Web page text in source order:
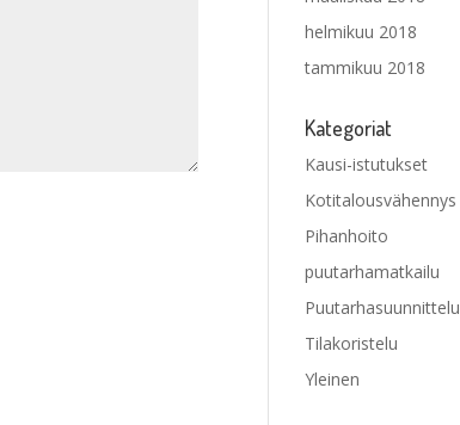
helmikuu 2018
tammikuu 2018
Kategoriat
Kausi-istutukset
Kotitalousvähennys
Pihanhoito
puutarhamatkailu
Puutarhasuunnittelu
Tilakoristelu
Yleinen